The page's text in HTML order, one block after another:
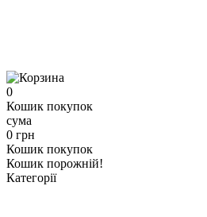
0
Кошик покупок
сума
0 грн
Кошик покупок
Кошик порожній!
Категорії